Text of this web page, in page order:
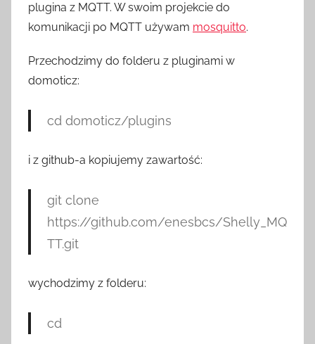
h
plugina z MQTT. W swoim projekcie do
komunikacji po MQTT używam mosquitto.
Przechodzimy do folderu z pluginami w
domoticz:
cd domoticz/plugins
i z github-a kopiujemy zawartość:
git clone
https://github.com/enesbcs/Shelly_MQ
TT.git
wychodzimy z folderu:
cd